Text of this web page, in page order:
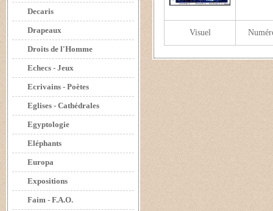
Decaris
Drapeaux
Droits de l'Homme
Echecs - Jeux
Ecrivains - Poètes
Eglises - Cathédrales
Egyptologie
Eléphants
Europa
Expositions
Faim - F.A.O.
Visuel